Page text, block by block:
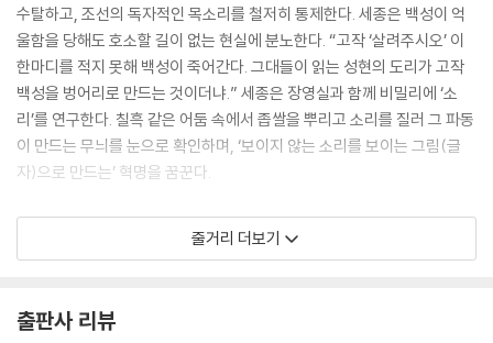
포석정이라는 장소에 어울리는 글이 있을 수 있을까. 비록 한 줄이지만 가
장 완벽한 서정이었다. 아니, 이는 한 줄로 그쳐야만 살아나는 글로 소위 말
하는 촌철살인의 한 문장이었다.
--- p.33
“이걸 걸치십시오.”
옷을 급히 벗어 그녀의 머리에 씌우는 것이었다.
숙현은 소스라치게 놀랐으나 선비는 개의치 않고 옷에 달린 끈을 묶어 앞
숙한 솜씨로 끈을 묶은 것이었다.
수탈하고, 조선의 독자적인 목소리를 철저히 통제한다. 세종은 백성이 억
울함을 당해도 호소할 길이 없는 현실에 분노한다. “고작 ‘살려주시오’ 이
한마디를 적지 못해 백성이 죽어간다. 그대들이 읽는 성현의 도리가 고작
백성을 벙어리로 만드는 것이더냐.” 세종은 장영실과 함께 비밀리에 ‘소
리’를 연구한다. 칠흑 같은 어둠 속에서 좁쌀을 뿌리고 소리를 질러 그 파동
이 만드는 무늬를 눈으로 확인하며, ‘보이지 않는 소리를 보이는 그림(글
자)으로 만드는’ 혁명을 꿈꾼다.
안동의 몰락한 양반가의 총명한 규수 권숙현은 우연히 만난 금부도사 한석
리에게 호기심을 느낀다. 사물을 관찰하여 ‘연잎 우의’를 만들어 낸 그에게
며 행패를 부리자, 그들의 운명은 거대한 격랑 속으로 휘말려 들어간다. 지
줄거리 더보기
출판사 리뷰